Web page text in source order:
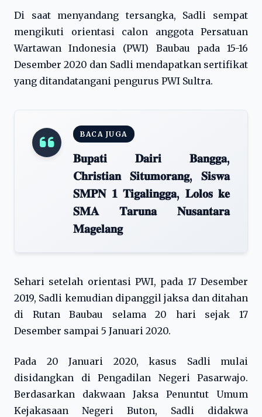
Di saat menyandang tersangka, Sadli sempat
mengikuti orientasi calon anggota Persatuan
Wartawan Indonesia (PWI) Baubau pada 15-16
Desember 2020 dan Sadli mendapatkan sertifikat
yang ditandatangani pengurus PWI Sultra.
BACA JUGA
𝐁𝐮𝐩𝐚𝐭𝐢 𝐃𝐚𝐢𝐫𝐢 𝐁𝐚𝐧𝐠𝐠𝐚,
𝐂𝐡𝐫𝐢𝐬𝐭𝐢𝐚𝐧 𝐒𝐢𝐭𝐮𝐦𝐨𝐫𝐚𝐧𝐠, 𝐒𝐢𝐬𝐰𝐚
𝐒𝐌𝐏𝐍 𝟏 𝐓𝐢𝐠𝐚𝐥𝐢𝐧𝐠𝐠𝐚, 𝐋𝐨𝐥𝐨𝐬 𝐤𝐞
𝐒𝐌𝐀 𝐓𝐚𝐫𝐮𝐧𝐚 𝐍𝐮𝐬𝐚𝐧𝐭𝐚𝐫𝐚
𝐌𝐚𝐠𝐞𝐥𝐚𝐧𝐠
Sehari setelah orientasi PWI, pada 17 Desember
2019, Sadli kemudian dipanggil jaksa dan ditahan
di Rutan Baubau selama 20 hari sejak 17
Desember sampai 5 Januari 2020.
Pada 20 Januari 2020, kasus Sadli mulai
disidangkan di Pengadilan Negeri Pasarwajo.
Berdasarkan dakwaan Jaksa Penuntut Umum
Kejakasaan Negeri Buton, Sadli didakwa